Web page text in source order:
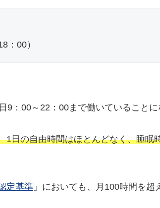
：00）
9：00～22：00まで働いていることに
1日の自由時間はほとんどなく、睡眠
定基準 」においても、月100時間を